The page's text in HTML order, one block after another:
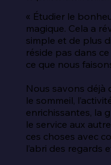
« Étudier le
magique. Cela a
simple et de plus
réside pas dans
ce que nous
Nous savons déjà
le sommeil,
enrichissantes, la
le service aux
ces choses avec
l’abri des regards